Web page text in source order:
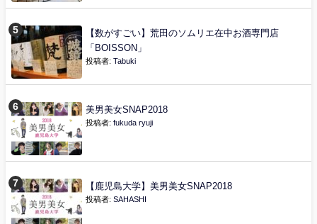
【数がすごい】荒田のソムリエ在中お酒専門店
「BOISSON」
投稿者: Tabuki
美男美女SNAP2018
投稿者: fukuda ryuji
【鹿児島大学】美男美女SNAP2018
投稿者: SAHASHI